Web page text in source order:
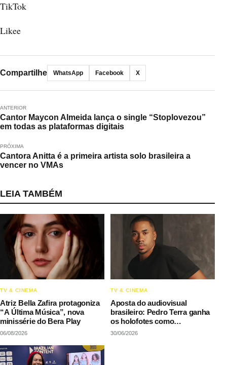
TikTok
Likee
Compartilhe WhatsApp Facebook X
ANTERIOR
Cantor Maycon Almeida lança o single “Stoplovezou”
em todas as plataformas digitais
PRÓXIMA
Cantora Anitta é a primeira artista solo brasileira a
vencer no VMAs
LEIA TAMBÉM
TV & CINEMA
Atriz Bella Zafira protagoniza
“A Última Música”, nova
minissérie do Bera Play
06/08/2026
TV & CINEMA
Aposta do audiovisual
brasileiro: Pedro Terra ganha
os holofotes como
protagonista de “Ainda que
30/06/2026